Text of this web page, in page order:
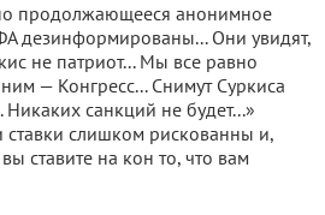
продолжающееся анонимное
дезинформированы... Они увидят,
не патриот... Мы все равно
— Конгресс... Снимут Суркиса
Никаких санкций не будет...»
слишком рискованны и,
ставите на кон то, что вам